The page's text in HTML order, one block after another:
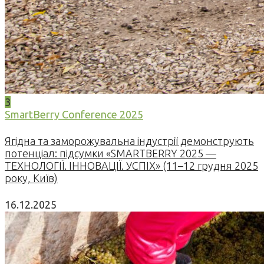
3
SmartBerry Conference 2025
Ягідна та заморожувальна індустрії демонструють
потенціал: підсумки «SMARTBERRY 2025 —
ТЕХНОЛОГІЇ. ІННОВАЦІЇ. УСПІХ» (11–12 грудня 2025
року, Київ)
16.12.2025